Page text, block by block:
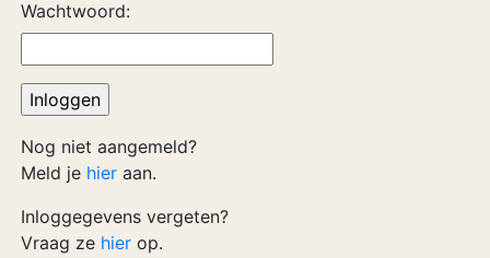
Wachtwoord:
Nog niet aangemeld?
Meld je hier aan.
Inloggegevens vergeten?
Vraag ze hier op.